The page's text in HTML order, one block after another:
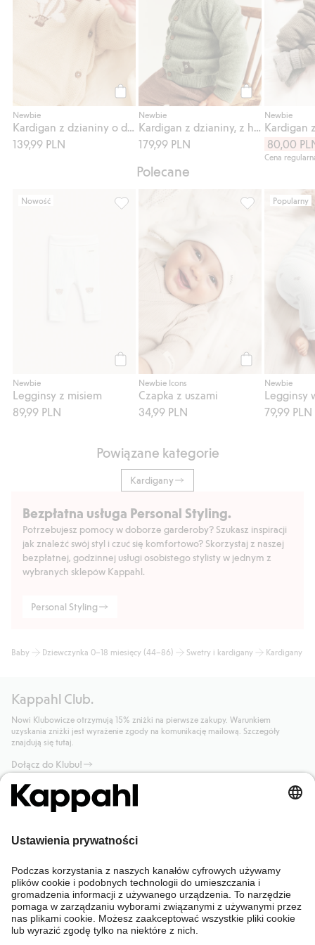
Kup
Newbie
139,99 PLN
Kup
Newbie
179,99 PLN
Newbie
80,00
Cena
Polecane
Nowość
Newbie
Legginsy z misiem
89,99 PLN
Legginsy z misiem, Dodaj do listy
Newbie Icons
Czapka z uszami
34,99 PLN
Czapka z
Popularny
Newbie
Legginsy
79,99 PLN
Powiązane kategorie
Kardigany
Bezpłatna usługa Personal Styling.
Potrzebujesz pomocy w doborze garderoby? Szukasz inspiracji
jak znaleźć swój styl i czuć się komfortowo? Skorzystaj z naszej
bezpłatnej, godzinnej usługi osobistego stylisty w jednym z
wybranych sklepów Kappahl.
Personal Styling
Baby Dziewczynka 0–18 miesięcy (44–86) Swetry i kardigany Kardigany
Kappahl Club.
Nowi Klubowicze otrzymują 15% zniżki na pierwsze zakupy. Warunkiem
uzyskania zniżki jest wyrażenie zgody na komunikację mailową. Szczegóły
znajdują się tutaj.
Dołącz do Klubu!
Potrzebujesz pomocy?
Sklep internetowy
Kappahl Club